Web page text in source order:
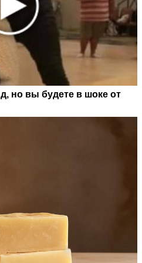
но вы будете в шоке от